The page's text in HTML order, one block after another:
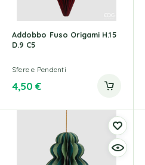
Addobbo Fuso Origami H.15
D.9 C5
Sfere e Pendenti
4,50€